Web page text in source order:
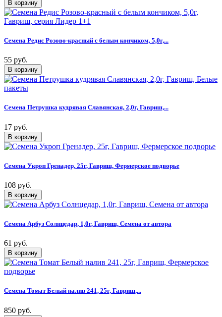
Семена Редис Розово-красный с белым кончиком, 5,0г,...
55 руб.
Семена Петрушка кудрявая Славянская, 2,0г, Гавриш,...
17 руб.
Семена Укроп Гренадер, 25г, Гавриш, Фермерское подворье
108 руб.
Семена Арбуз Солнцедар, 1,0г, Гавриш, Семена от автора
61 руб.
Семена Томат Белый налив 241, 25г, Гавриш,...
850 руб.